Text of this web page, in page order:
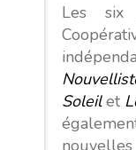
Les six
Soleilet